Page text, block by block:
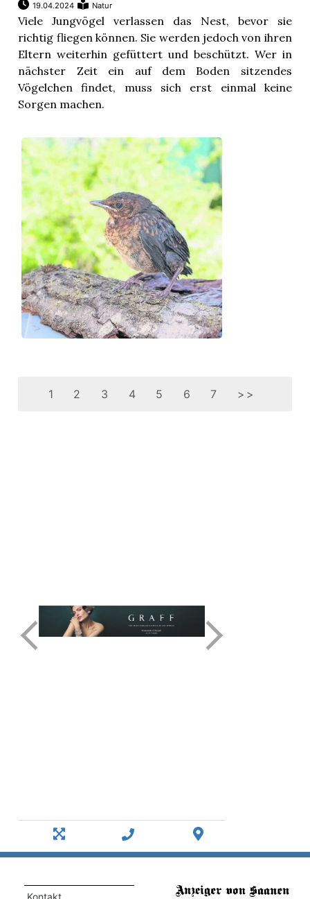
19.04.2024 Natur
Viele Jungvögel verlassen das Nest, bevor sie
richtig fliegen können. Sie werden jedoch von ihren
Eltern weiterhin gefüttert und beschützt. Wer in
nächster Zeit ein auf dem Boden sitzendes
Vögelchen findet, muss sich erst einmal keine
Sorgen machen.
1 2 3 4 5 6 7 >>
Kontakt